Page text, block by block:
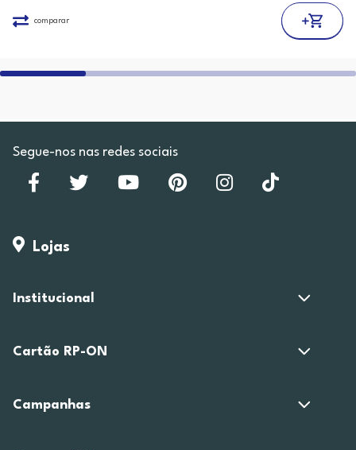
comparar
Segue-nos nas redes sociais
Lojas
Institucional
Cartão RP-ON
Campanhas